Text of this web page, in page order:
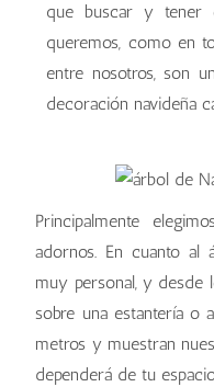
que buscar y
queremos, como en
entre nosotros, son
decoración navideña
Principalmente
adornos. En cuanto al
muy personal, y desde
sobre una estantería o
metros y muestran
dependerá de tu